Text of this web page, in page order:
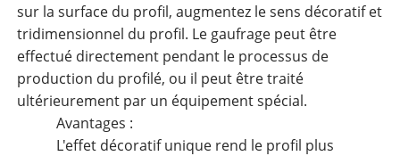
sur la surface du profil, augmentez le sens décoratif et
tridimensionnel du profil. Le gaufrage peut être
effectué directement pendant le processus de
production du profilé, ou il peut être traité
ultérieurement par un équipement spécial.
Avantages :
L'effet décoratif unique rend le profil plus